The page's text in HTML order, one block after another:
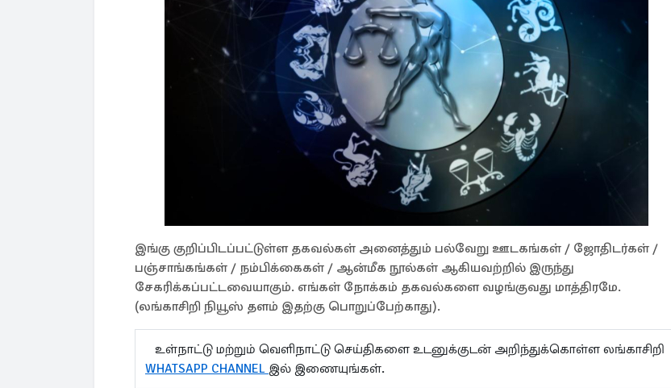
இங்கு குறிப்பிடப்பட்டுள்ள தகவல்கள் அனைத்தும் பல்வேறு ஊடகங்கள் / ஜோதிடர்கள் /
பஞ்சாங்கங்கள் / நம்பிக்கைகள் / ஆன்மீக நூல்கள் ஆகியவற்றில் இருந்து
சேகரிக்கப்பட்டவையாகும். எங்கள் நோக்கம் தகவல்களை வழங்குவது மாத்திரமே.
(லங்காசிறி நியூஸ் தளம் இதற்கு பொறுப்பேற்காது).
உள்நாட்டு மற்றும் வெளிநாட்டு செய்திகளை உடனுக்குடன் அறிந்துக்கொள்ள லங்காசிறி
WHATSAPP CHANNEL இல் இணையுங்கள்.